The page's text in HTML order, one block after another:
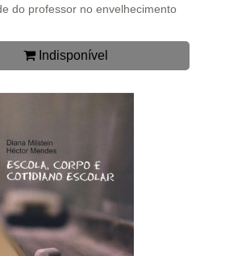
do professor no envelhecimento
Indisponível